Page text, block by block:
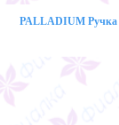
PALLADIUM Ручка